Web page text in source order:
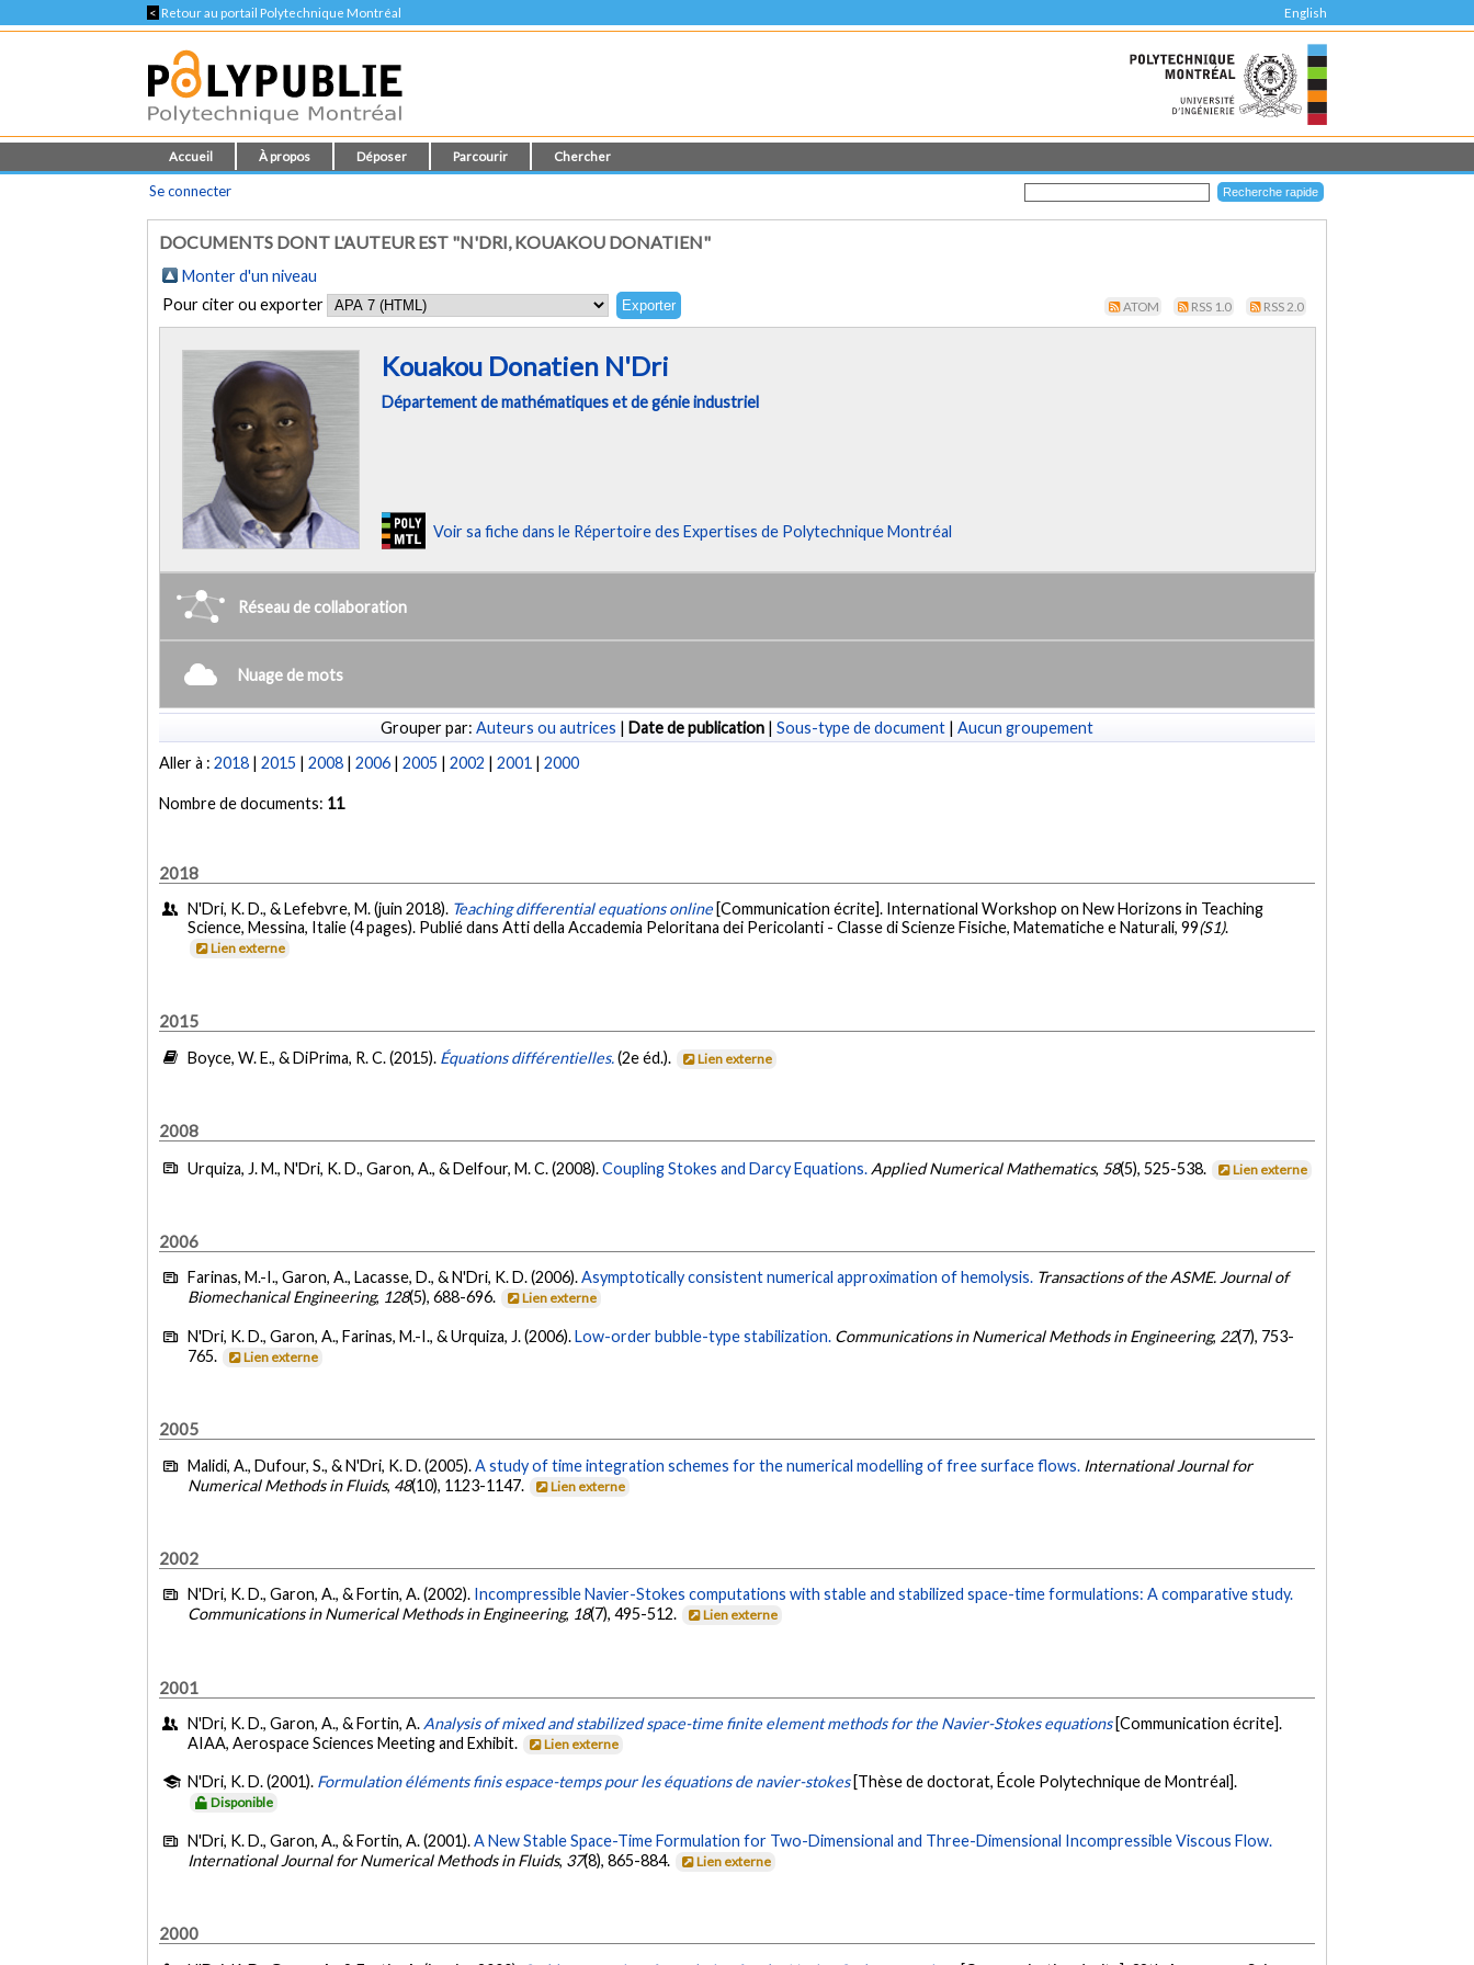
< Retour au portail Polytechnique Montréal English
Accueil À propos Déposer Parcourir Chercher
Se connecter
DOCUMENTS DONT L'AUTEUR EST "N'DRI, KOUAKOU DONATIEN"
Monter d'un niveau
Pour citer ou exporter
ATOM RSS 1.0 RSS 2.0
Kouakou Donatien N'Dri
Département de mathématiques et de génie industriel
Voir sa fiche dans le Répertoire des Expertises de Polytechnique Montréal
Réseau de collaboration
Nuage de mots
Grouper par: Auteurs ou autrices | Date de publication | Sous-type de document | Aucun groupement
Aller à :2018 |2015 |2008 |2006 |2005 |2002 |2001 |2000
Nombre de documents: 11
2018
N'Dri, K. D., & Lefebvre, M. (juin 2018). Teaching differential equations online [Communication écrite]. International Workshop on New Horizons in Teaching
Science, Messina, Italie (4 pages). Publié dans Atti della Accademia Peloritana dei Pericolanti - Classe di Scienze Fisiche, Matematiche e Naturali, 99(S1).
Lien externe
2015
Boyce, W. E., & DiPrima, R. C. (2015). Équations différentielles.(2e éd.). Lien externe
2008
Urquiza, J. M., N'Dri, K. D., Garon, A., & Delfour, M. C. (2008).Coupling Stokes and Darcy Equations. Applied Numerical Mathematics, 58(5), 525-538. Lien externe
2006
Farinas, M.-I., Garon, A., Lacasse, D., & N'Dri, K. D. (2006).Asymptotically consistent numerical approximation of hemolysis. Transactions of the ASME. Journal of
Biomechanical Engineering, 128(5), 688-696. Lien externe
N'Dri, K. D., Garon, A., Farinas, M.-I., & Urquiza, J. (2006).Low-order bubble-type stabilization. Communications in Numerical Methods in Engineering, 22(7), 753-
765.
Lien externe
2005
Malidi, A., Dufour, S., & N'Dri, K. D. (2005).A study of time integration schemes for the numerical modelling of free surface flows. International Journal for
Numerical Methods in Fluids, 48(10), 1123-1147. Lien externe
2002
N'Dri, K. D., Garon, A., & Fortin, A. (2002). Incompressible Navier-Stokes computations with stable and stabilized space-time formulations: A comparative study.
Communications in Numerical Methods in Engineering, 18(7), 495-512. Lien externe
2001
N'Dri, K. D., Garon, A., & Fortin, A. Analysis of mixed and stabilized space-time finite element methods for the Navier-Stokes equations [Communication écrite].
AIAA, Aerospace Sciences Meeting and Exhibit.
Lien externe
N'Dri, K. D. (2001). Formulation éléments finis espace-temps pour les équations de navier-stokes [Thèse de doctorat, École Polytechnique de Montréal].
Disponible
N'Dri, K. D., Garon, A., & Fortin, A. (2001).A New Stable Space-Time Formulation for Two-Dimensional and Three-Dimensional Incompressible Viscous Flow.
International Journal for Numerical Methods in Fluids, 37(8), 865-884. Lien externe
2000